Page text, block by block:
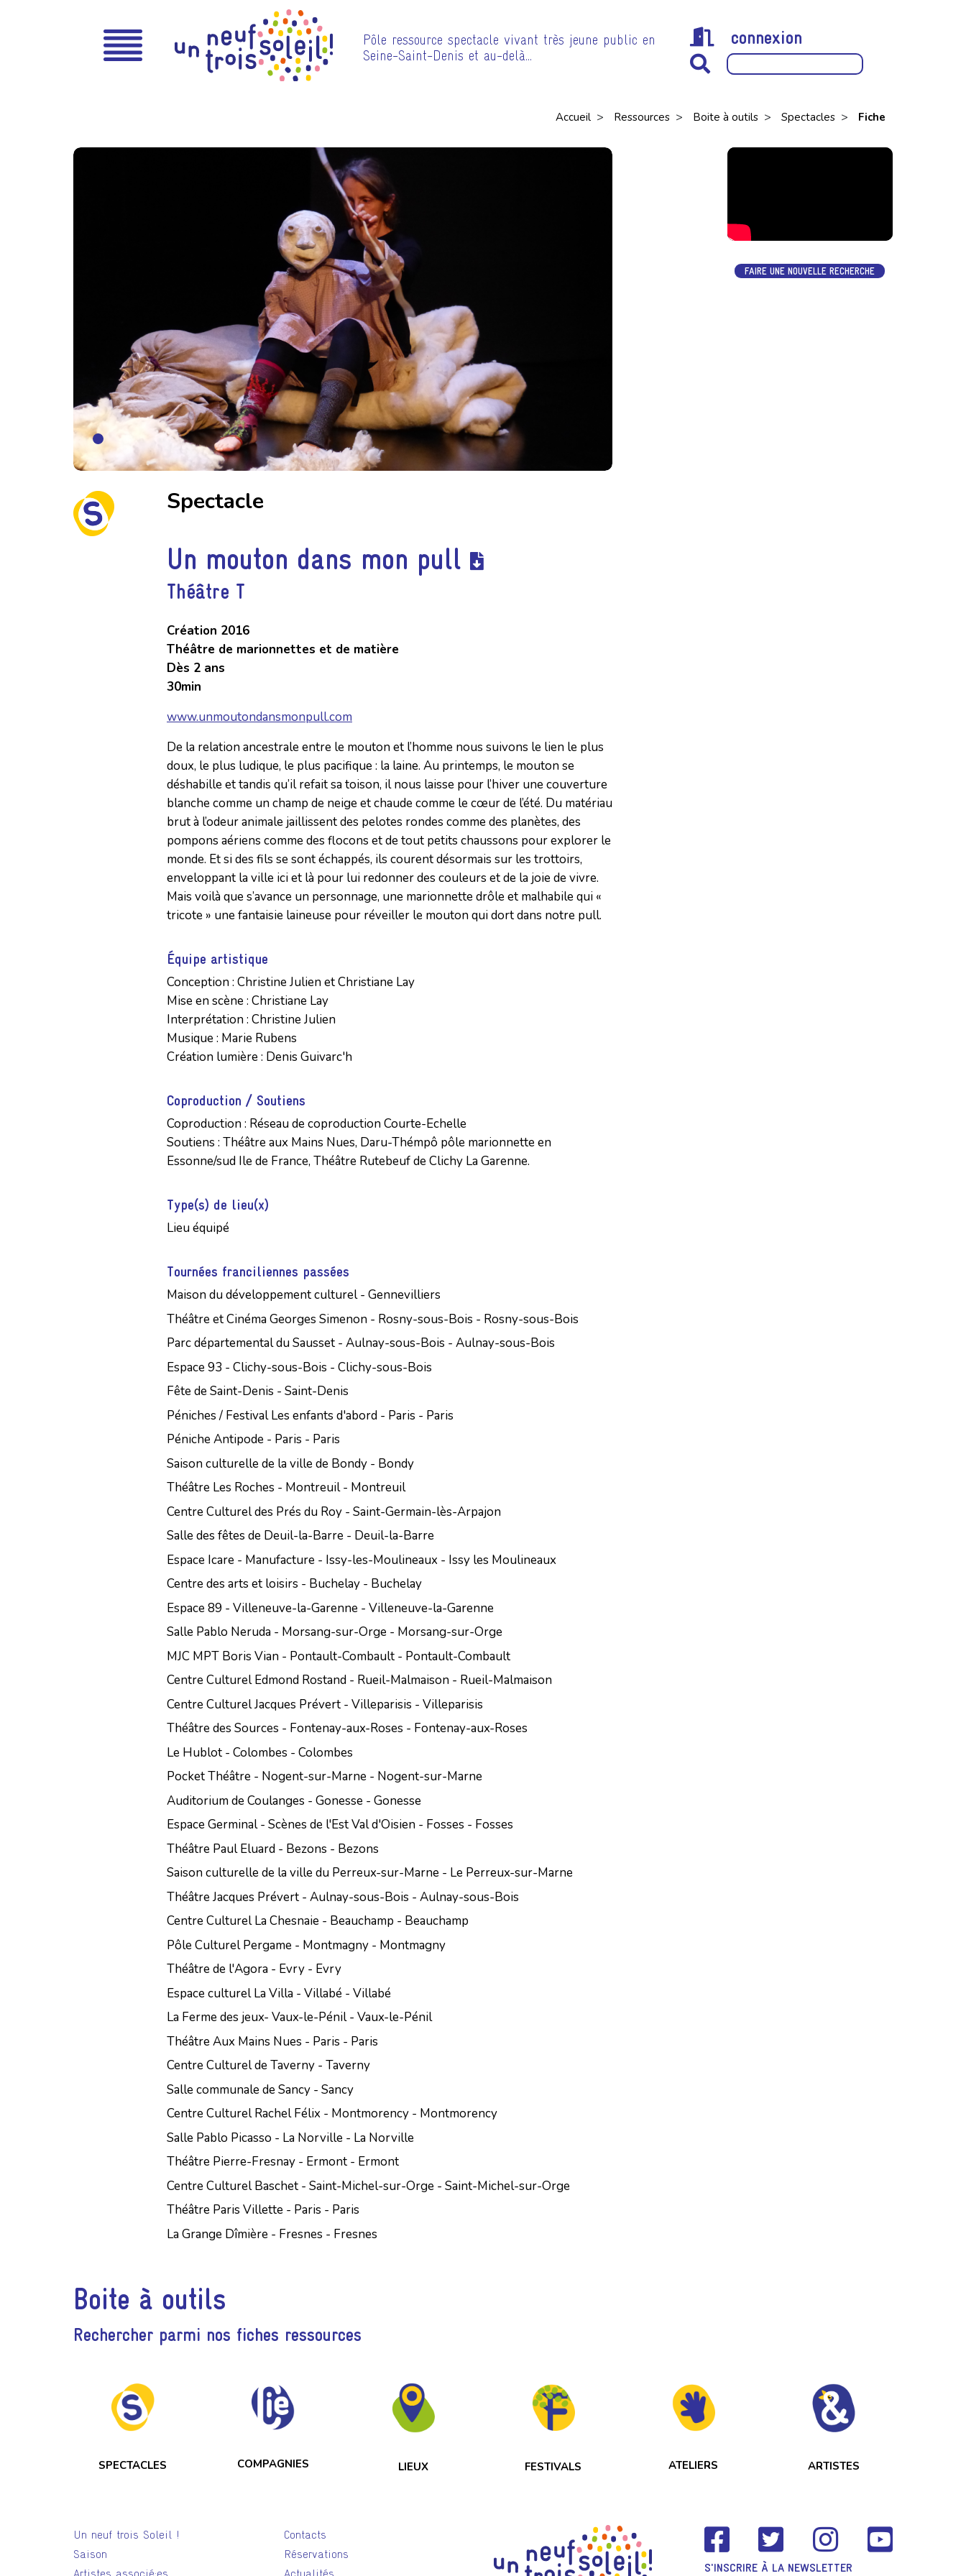
Pôle ressource spectacle vivant très jeune public en
Seine-Saint-Denis et au-delà…
connexion
Accueil > Ressources > Boite à outils > Spectacles > Fiche
Spectacle
Un mouton dans mon pull
Théâtre T
Création 2016
Théâtre de marionnettes et de matière
Dès 2 ans
30min
www.unmoutondansmonpull.com
De la relation ancestrale entre le mouton et l’homme nous suivons le lien le plus
doux, le plus ludique, le plus pacifique : la laine. Au printemps, le mouton se
déshabille et tandis qu’il refait sa toison, il nous laisse pour l’hiver une couverture
blanche comme un champ de neige et chaude comme le cœur de l’été. Du matériau
brut à l’odeur animale jaillissent des pelotes rondes comme des planètes, des
pompons aériens comme des flocons et de tout petits chaussons pour explorer le
monde. Et si des fils se sont échappés, ils courent désormais sur les trottoirs,
enveloppant la ville ici et là pour lui redonner des couleurs et de la joie de vivre.
Mais voilà que s’avance un personnage, une marionnette drôle et malhabile qui «
tricote » une fantaisie laineuse pour réveiller le mouton qui dort dans notre pull.
Équipe artistique
Conception : Christine Julien et Christiane Lay
Mise en scène : Christiane Lay
Interprétation : Christine Julien
Musique : Marie Rubens
Création lumière : Denis Guivarc'h
Coproduction / Soutiens
Coproduction : Réseau de coproduction Courte-Echelle
Soutiens : Théâtre aux Mains Nues, Daru-Thémpô pôle marionnette en
Essonne/sud Ile de France, Théâtre Rutebeuf de Clichy La Garenne.
Type(s) de lieu(x)
Lieu équipé
Tournées franciliennes passées
Maison du développement culturel - Gennevilliers
Théâtre et Cinéma Georges Simenon - Rosny-sous-Bois - Rosny-sous-Bois
Parc départemental du Sausset - Aulnay-sous-Bois - Aulnay-sous-Bois
Espace 93 - Clichy-sous-Bois - Clichy-sous-Bois
Fête de Saint-Denis - Saint-Denis
Péniches / Festival Les enfants d'abord - Paris - Paris
Péniche Antipode - Paris - Paris
Saison culturelle de la ville de Bondy - Bondy
Théâtre Les Roches - Montreuil - Montreuil
Centre Culturel des Prés du Roy - Saint-Germain-lès-Arpajon
Salle des fêtes de Deuil-la-Barre - Deuil-la-Barre
Espace Icare - Manufacture - Issy-les-Moulineaux - Issy les Moulineaux
Centre des arts et loisirs - Buchelay - Buchelay
Espace 89 - Villeneuve-la-Garenne - Villeneuve-la-Garenne
Salle Pablo Neruda - Morsang-sur-Orge - Morsang-sur-Orge
MJC MPT Boris Vian - Pontault-Combault - Pontault-Combault
Centre Culturel Edmond Rostand - Rueil-Malmaison - Rueil-Malmaison
Centre Culturel Jacques Prévert - Villeparisis - Villeparisis
Théâtre des Sources - Fontenay-aux-Roses - Fontenay-aux-Roses
Le Hublot - Colombes - Colombes
Pocket Théâtre - Nogent-sur-Marne - Nogent-sur-Marne
Auditorium de Coulanges - Gonesse - Gonesse
Espace Germinal - Scènes de l'Est Val d'Oisien - Fosses - Fosses
Théâtre Paul Eluard - Bezons - Bezons
Saison culturelle de la ville du Perreux-sur-Marne - Le Perreux-sur-Marne
Théâtre Jacques Prévert - Aulnay-sous-Bois - Aulnay-sous-Bois
Centre Culturel La Chesnaie - Beauchamp - Beauchamp
Pôle Culturel Pergame - Montmagny - Montmagny
Théâtre de l'Agora - Evry - Evry
Espace culturel La Villa - Villabé - Villabé
La Ferme des jeux- Vaux-le-Pénil - Vaux-le-Pénil
Théâtre Aux Mains Nues - Paris - Paris
Centre Culturel de Taverny - Taverny
Salle communale de Sancy - Sancy
Centre Culturel Rachel Félix - Montmorency - Montmorency
Salle Pablo Picasso - La Norville - La Norville
Théâtre Pierre-Fresnay - Ermont - Ermont
Centre Culturel Baschet - Saint-Michel-sur-Orge - Saint-Michel-sur-Orge
Théâtre Paris Villette - Paris - Paris
La Grange Dîmière - Fresnes - Fresnes
FAIRE UNE NOUVELLE RECHERCHE
Boite à outils
Rechercher parmi nos fiches ressources
SPECTACLES COMPAGNIES LIEUX FESTIVALS ATELIERS ARTISTES
Un neuf trois Soleil !
Saison
Contacts
Réservations
S'INSCRIRE À LA NEWSLETTER